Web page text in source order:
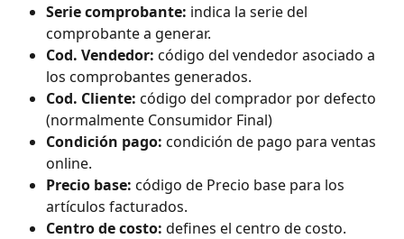
Serie comprobante: indica la serie del
comprobante a generar.
Cod. Vendedor: código del vendedor asociado a
los comprobantes generados.
Cod. Cliente: código del comprador por defecto
(normalmente Consumidor Final)
Condición pago: condición de pago para ventas
online.
Precio base: código de Precio base para los
artículos facturados.
Centro de costo: defines el centro de costo.